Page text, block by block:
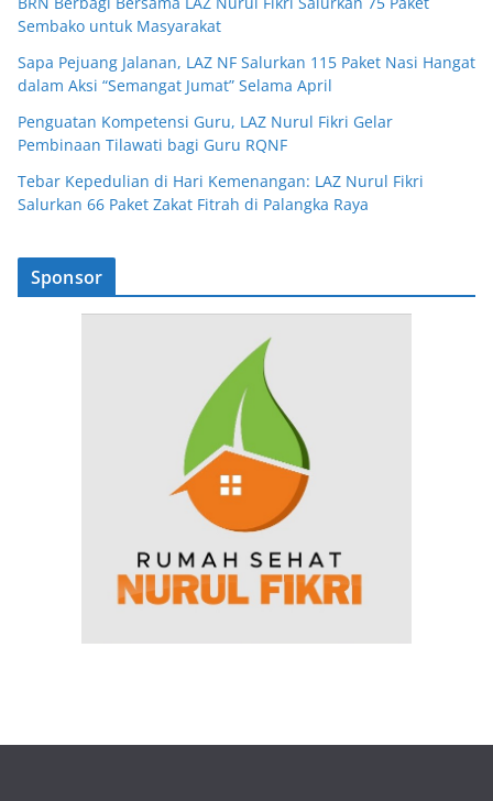
Sembako untuk Masyarakat
Sapa Pejuang Jalanan, LAZ NF Salurkan 115 Paket Nasi Hangat
dalam Aksi “Semangat Jumat” Selama April
Penguatan Kompetensi Guru, LAZ Nurul Fikri Gelar
Pembinaan Tilawati bagi Guru RQNF
Tebar Kepedulian di Hari Kemenangan: LAZ Nurul Fikri
Salurkan 66 Paket Zakat Fitrah di Palangka Raya
Sponsor